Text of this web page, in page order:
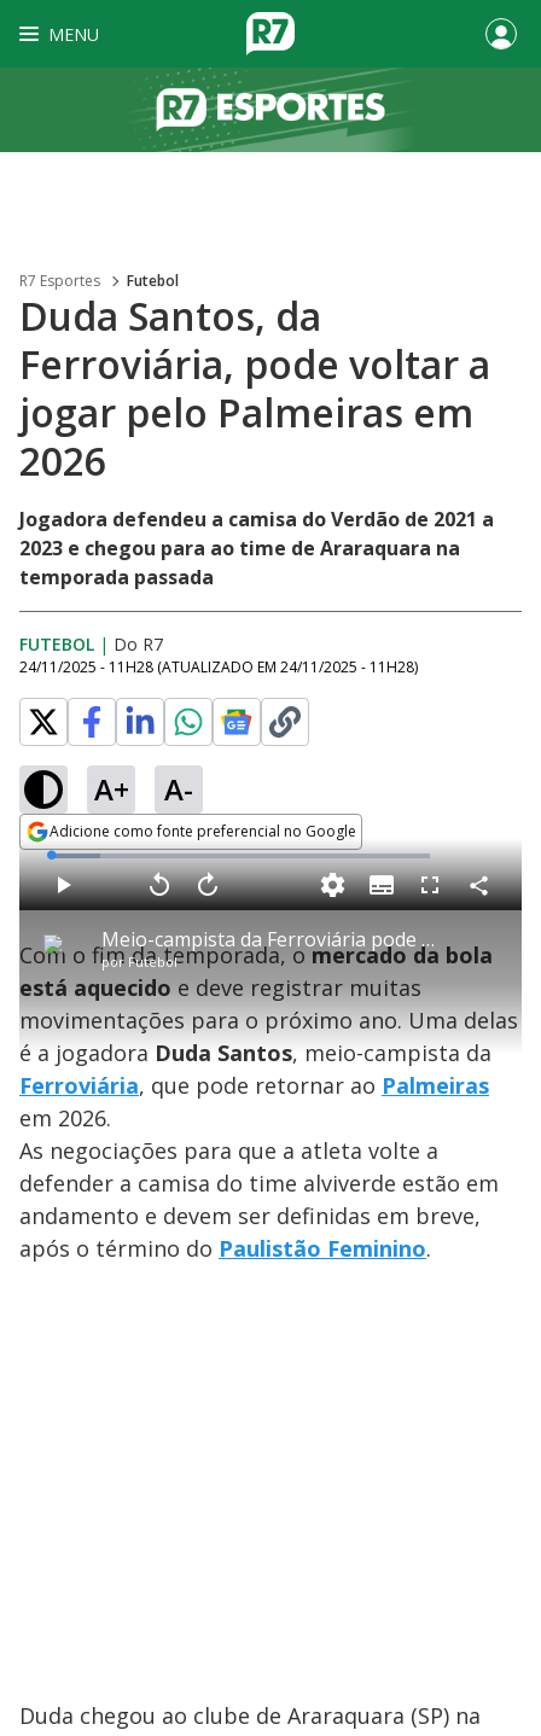
MENU
R7 Esportes Futebol
Duda Santos, da
Ferroviária, pode voltar a
jogar pelo Palmeiras em
2026
Jogadora defendeu a camisa do Verdão de 2021 a
2023 e chegou para ao time de Araraquara na
temporada passada
FUTEBOL | Do R7
24/11/2025 - 11H28 (ATUALIZADO EM 24/11/2025 - 11H28)
A+ A-
Adicione como fonte preferencial no Google
Opens in new window
P
l
a
y
V
Meio-campista da Ferroviária pode voltar ao Palmeiras em 2026
por Futebol
P V
t
a
r
0
e
g
n
d
s
A
a
n
ç
a
r
1
e
u
n
o
s
M
d
o
L
o
a
d
e
3
.
0
7
S
u
b
i
t
l
s
F
l
s
c
n
C
o
a
r
a
Com o fim da temporada, omercado da bola
está aquecido e deve registrar muitas
movimentações para o próximo ano. Uma delas
é a jogadora Duda Santos, meio-campista da
Ferroviária, que pode retornar ao Palmeiras
em 2026.
As negociações para que a atleta volte a
defender a camisa do time alviverde estão em
andamento e devem ser definidas em breve,
após o término do Paulistão Feminino.
Duda chegou ao clube de Araraquara (SP) na